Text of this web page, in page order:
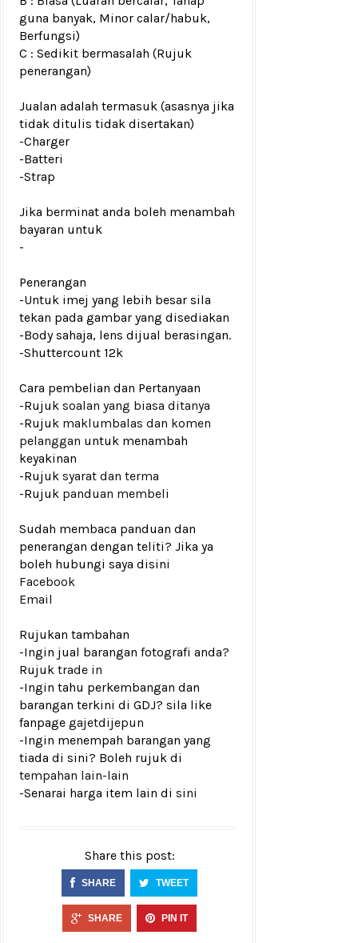
guna banyak, Minor calar/habuk,
Berfungsi)
C : Sedikit bermasalah (Rujuk
penerangan)
Jualan adalah termasuk (asasnya jika
tidak ditulis tidak disertakan)
-Charger
-Batteri
-Strap
Jika berminat anda boleh menambah
bayaran untuk
-
Penerangan
-Untuk imej yang lebih besar sila
tekan pada gambar yang disediakan
-Body sahaja, lens dijual berasingan.
-Shuttercount 12k
Cara pembelian dan Pertanyaan
-Rujuk soalan yang biasa ditanya
-Rujuk maklumbalas dan komen
pelanggan untuk menambah
keyakinan
-Rujuk syarat dan terma
-Rujuk panduan membeli
Sudah membaca panduan dan
penerangan dengan teliti? Jika ya
boleh hubungi saya disini
Facebook
Email
Rujukan tambahan
-Ingin jual barangan fotografi anda?
Rujuk trade in
-Ingin tahu perkembangan dan
barangan terkini di GDJ? sila like
fanpage gajetdijepun
-Ingin menempah barangan yang
tiada di sini? Boleh rujuk di
tempahan lain-lain
-Senarai harga item lain di sini
Share this post:
SHARE TWEET
SHARE PIN IT